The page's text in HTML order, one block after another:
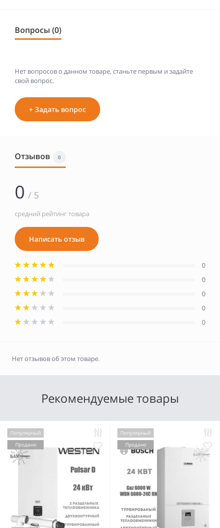
Вопросы (0)
Нет вопросов о данном товаре, станьте первым и задайте
свой вопрос.
+ Задать вопрос
Отзывов 0
0 / 5
средний рейтинг товара
Написать отзыв
0
0
0
0
0
Нет отзывов об этом товаре.
Рекомендуемые товары
Популярный
Продано
Популярный
Продано